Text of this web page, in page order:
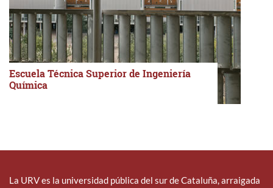
Escuela Técnica Superior de Ingeniería
Química
La URV es la universidad pública del sur de Cataluña, arraigada